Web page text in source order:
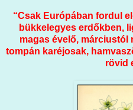
“Csak Európában fordul
bükkelegyes erdőkben,
magas évelő, márciustól
tompán karéjosak,
rövid